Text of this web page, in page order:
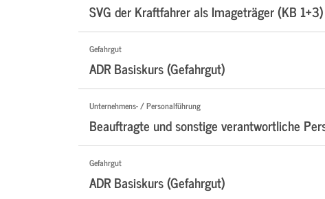
SVG der Kraftfahrer als Imageträger (KB 1+3)
Gefahrgut
ADR Basiskurs (Gefahrgut)
Unternehmens- / Personalführung
Beauftragte und sonstige verantwortliche
Gefahrgut
ADR Basiskurs (Gefahrgut)